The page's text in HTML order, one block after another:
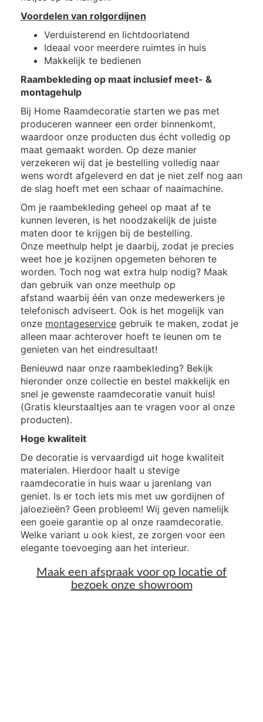
Voordelen van rolgordijnen
Verduisterend en lichtdoorlatend
Ideaal voor meerdere ruimtes in huis
Makkelijk te bedienen
Raambekleding op maat inclusief meet- &
montagehulp
Bij Home Raamdecoratie starten we pas met
produceren wanneer een order binnenkomt,
waardoor onze producten dus écht volledig op
maat gemaakt worden. Op deze manier
verzekeren wij dat je bestelling volledig naar
wens wordt afgeleverd en dat je niet zelf nog aan
de slag hoeft met een schaar of naaimachine.
Om je raambekleding geheel op maat af te
kunnen leveren, is het noodzakelijk de juiste
maten door te krijgen bij de bestelling.
Onze meethulp helpt je daarbij, zodat je precies
weet hoe je kozijnen opgemeten behoren te
worden. Toch nog wat extra hulp nodig? Maak
dan gebruik van onze meethulp op
afstand waarbij één van onze medewerkers je
telefonisch adviseert. Ook is het mogelijk van
onze montageservice gebruik te maken, zodat je
alleen maar achterover hoeft te leunen om te
genieten van het eindresultaat!
Benieuwd naar onze raambekleding? Bekijk
hieronder onze collectie en bestel makkelijk en
snel je gewenste raamdecoratie vanuit huis!
(Gratis kleurstaaltjes aan te vragen voor al onze
producten).
Hoge kwaliteit
De decoratie is vervaardigd uit hoge kwaliteit
materialen. Hierdoor haalt u stevige
raamdecoratie in huis waar u jarenlang van
geniet. Is er toch iets mis met uw gordijnen of
jaloezieën? Geen probleem! Wij geven namelijk
een goeie garantie op al onze raamdecoratie.
Welke variant u ook kiest, ze zorgen voor een
elegante toevoeging aan het interieur.
Maak een afspraak voor op locatie of
bezoek onze showroom